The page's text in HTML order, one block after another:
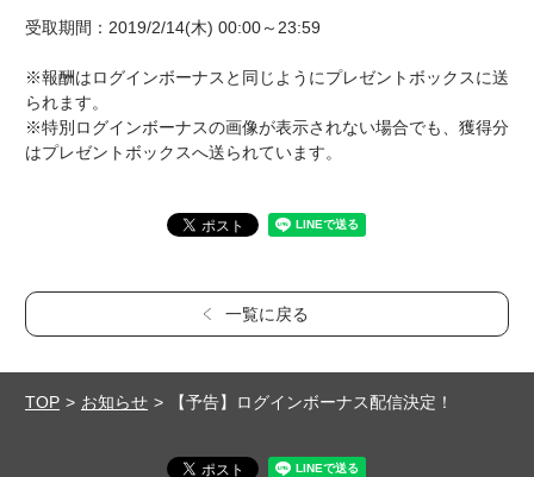
受取期間：2019/2/14(木) 00:00～23:59
※報酬はログインボーナスと同じようにプレゼントボックスに送
られます。
※特別ログインボーナスの画像が表示されない場合でも、獲得分
はプレゼントボックスへ送られています。
一覧に戻る
TOP お知らせ 【予告】ログインボーナス配信決定！